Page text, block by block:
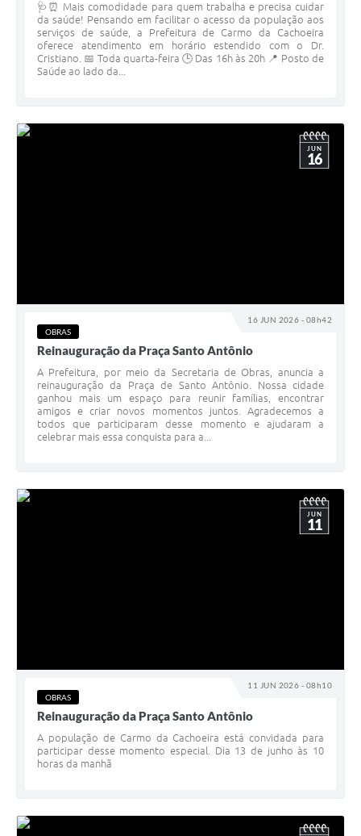
🩺⏰ Mais comodidade para quem trabalha e precisa cuidar
da saúde! Pensando em facilitar o acesso da população aos
serviços de saúde, a Prefeitura de Carmo da Cachoeira
oferece atendimento em horário estendido com o Dr.
Cristiano. 📅 Toda quarta-feira 🕒 Das 16h às 20h 📍 Posto de
Saúde ao lado da...
16 JUN 2026 - 08h42
JUN
16
OBRAS
Reinauguração da Praça Santo Antônio
A Prefeitura, por meio da Secretaria de Obras, anuncia a
reinauguração da Praça de Santo Antônio. Nossa cidade
ganhou mais um espaço para reunir famílias, encontrar
amigos e criar novos momentos juntos. Agradecemos a
todos que participaram desse momento e ajudaram a
celebrar mais essa conquista para a...
11 JUN 2026 - 08h10
JUN
11
OBRAS
Reinauguração da Praça Santo Antônio
A população de Carmo da Cachoeira está convidada para
participar desse momento especial. Dia 13 de junho às 10
horas da manhã